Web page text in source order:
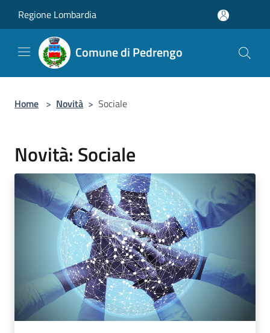
Regione Lombardia
Comune di Pedrengo
Home > Novità > Sociale
Novità: Sociale